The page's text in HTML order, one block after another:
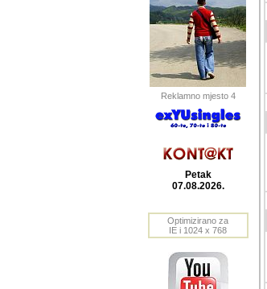
Reklamno mjesto 4
Petak
07.08.2026.
Optimizirano za
IE i 1024 x 768